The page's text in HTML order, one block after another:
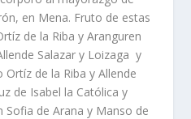
en Mena. Fruto de estas
de la Riba y Aranguren
Salazar y Loizaga y
de la Riba y Allende
de Isabel la Católica y
Sofia de Arana y Manso de